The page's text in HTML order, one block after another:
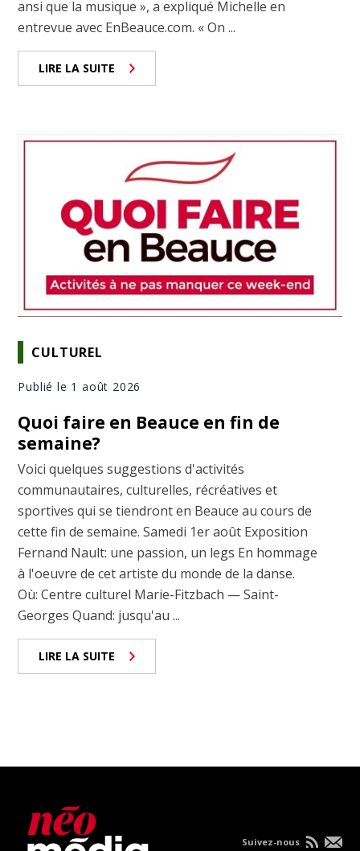
ansi que la musique », a expliqué Michelle en
entrevue avec EnBeauce.com. « On ...
LIRE LA SUITE
CULTUREL
Publié le 1 août 2026
Quoi faire en Beauce en fin de
semaine?
Voici quelques suggestions d'activités
communautaires, culturelles, récréatives et
sportives qui se tiendront en Beauce au cours de
cette fin de semaine. Samedi 1er août Exposition
Fernand Nault: une passion, un legs En hommage
à l'oeuvre de cet artiste du monde de la danse.
Où: Centre culturel Marie-Fitzbach — Saint-
Georges Quand: jusqu'au ...
LIRE LA SUITE
Suivez-nous